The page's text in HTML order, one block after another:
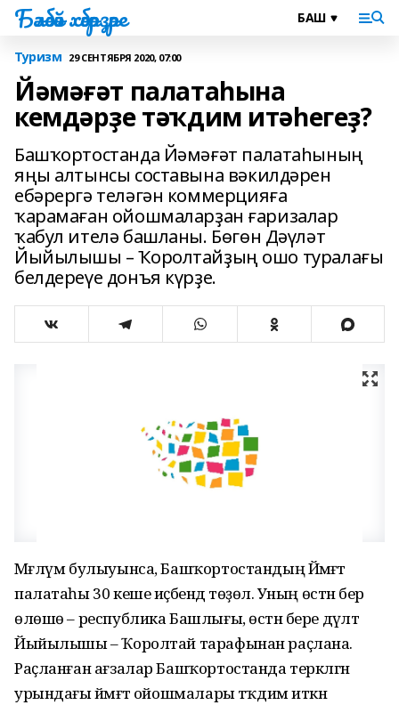
Бәләбәй хәбәрҙәре
Туризм 29 СЕНТЯБРЯ 2020, 07:00
Йәмәғәт палатаһына
кемдәрҙе тәҡдим итәһегеҙ?
Башҡортостанда Йәмәғәт палатаһының
яңы алтынсы составына вәкилдәрен
ебәрергә теләгән коммерцияға
ҡарамаған ойошмаларҙан ғаризалар
ҡабул ителә башланы. Бөгөн Дәүләт
Йыйылышы – Ҡоролтайҙың ошо туралағы
белдереүе донъя күрҙе.
Мәғлүм булыуынса, Башҡортостандың Йәмәғәт
палатаһы 30 кеше иҫәбендә төҙөлә. Уның өстән бер
өлөшө – республика Башлығы, өстән бере дәүләт
Йыйылышы – Ҡоролтай тарафынан раҫлана.
Раҫланған ағзалар Башҡортостанда теркәлгән
урындағы йәмәғәт ойошмалары тәҡдим иткән